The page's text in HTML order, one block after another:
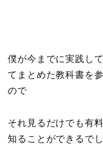
僕が今までに実践し
てまとめた教科書を
ので
それ見るだけでも有
知ることができるでし